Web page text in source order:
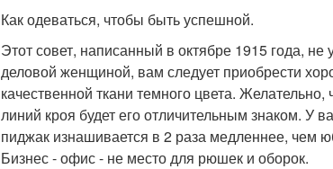
Как одеваться, чтобы быть успешной.
Этот совет, написанный в октябре 1915 года,
деловой женщиной, вам следует приобрести
качественной ткани темного цвета.
линий кроя будет его отличительным знаком. У
пиджак изнашивается в 2 раза медленнее, чем
Бизнес - офис - не место для рюшек и оборок.